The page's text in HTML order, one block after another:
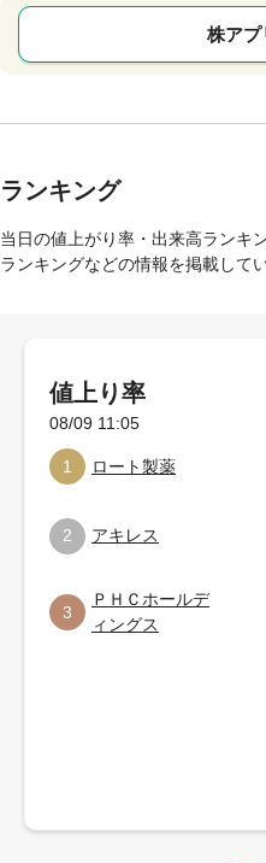
株アプ
ランキング
当日の値上がり率・出来高ランキ
ランキングなどの情報を掲載してい